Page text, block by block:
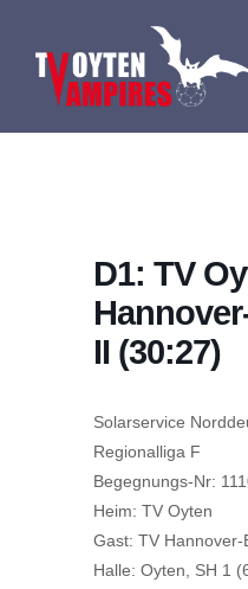
springen
TERMINE
KONTAKT
D1: TV
II (30:27)
Solarservice
Regionalliga F
Begegnungs-Nr:
Heim: TV Oyten
Gast: TV Hannover-
Halle: Oyten, SH 1